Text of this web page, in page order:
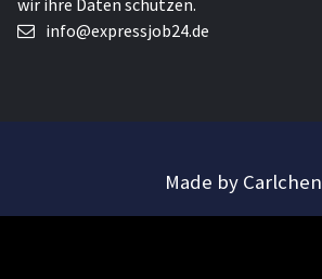
info@expressjob24.de
Made by Carlchen